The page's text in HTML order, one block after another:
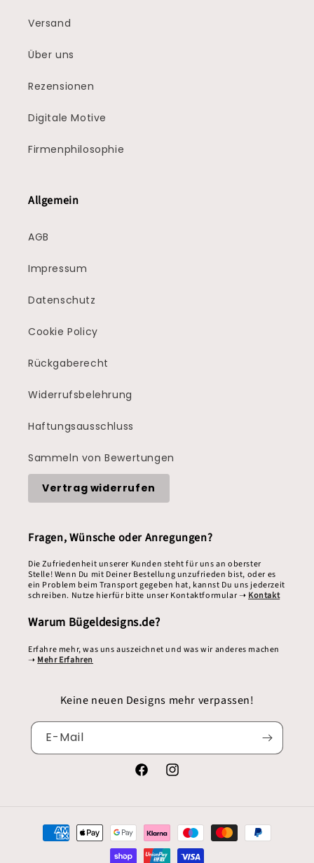
Versand
Über uns
Rezensionen
Digitale Motive
Firmenphilosophie
Allgemein
AGB
Impressum
Datenschutz
Cookie Policy
Rückgaberecht
Widerrufsbelehrung
Haftungsausschluss
Sammeln von Bewertungen
Vertrag widerrufen
Fragen, Wünsche oder Anregungen?
Die Zufriedenheit unserer Kunden steht für uns an oberster
Stelle! Wenn Du mit Deiner Bestellung unzufrieden bist, oder es
ein Problem beim Transport gegeben hat, kannst Du uns jederzeit
schreiben. Nutze hierfür bitte unser Kontaktformular ➝ Kontakt
Warum Bügeldesigns.de?
Erfahre mehr, was uns auszeichnet und was wir anderes machen
➝Mehr Erfahren
Keine neuen Designs mehr verpassen!
E-Mail
FacebookInstagram
Zahlungsmethoden